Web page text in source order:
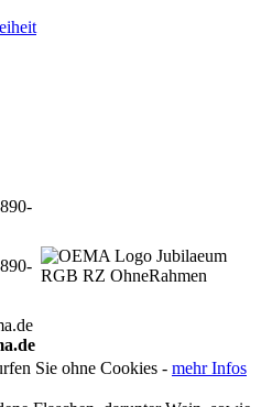
Sie ohne Cookies - mehr Infos